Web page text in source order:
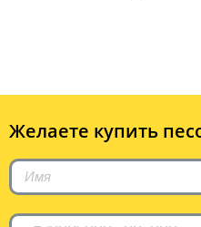
Желаете купить